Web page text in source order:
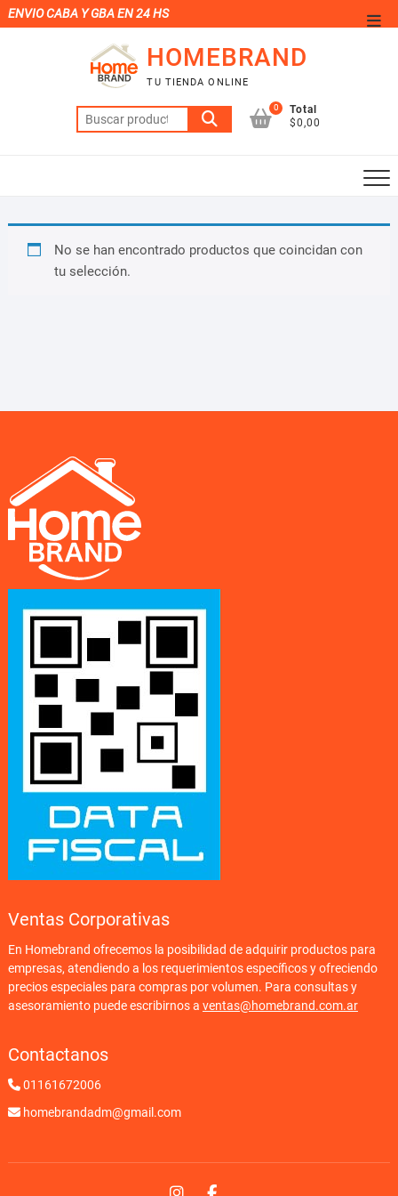
Saltar
al
ENVIO CABA Y GBA EN 24 HS
HOMEBRAND
TU TIENDA ONLINE
Buscar
por:
0
Total
$0,00
No se han encontrado productos que coincidan con
tu selección.
Ventas Corporativas
En Homebrand ofrecemos la posibilidad de adquirir productos para
empresas, atendiendo a los requerimientos específicos y ofreciendo
precios especiales para compras por volumen. Para consultas y
asesoramiento puede escribirnos a ventas@homebrand.com.ar
Contactanos
01161672006
homebrandadm@gmail.com
Instagram
Facebook